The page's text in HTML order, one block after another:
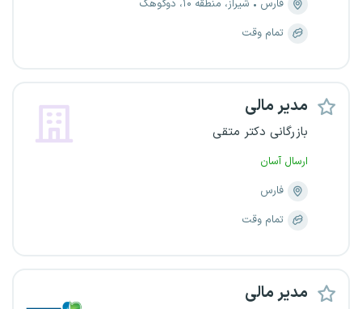
فارس
شیراز، منطقه ۱۰، دوکوهک
تمام وقت
مدیر مالی
بازرگانی دکتر متقی
ارسال آسان
فارس
تمام وقت
مدیر مالی